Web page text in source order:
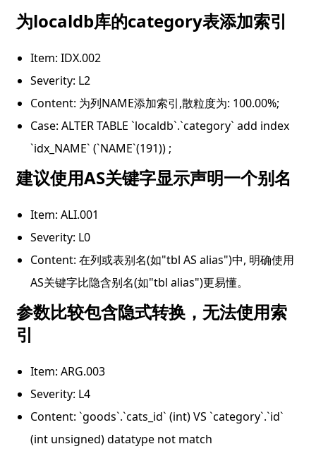
为localdb库的category表添加索引
Item: IDX.002
Severity: L2
Content: 为列NAME添加索引,散粒度为: 100.00%;
Case: ALTER TABLE `localdb`.`category` add index
`idx_NAME` (`NAME`(191)) ;
建议使用AS关键字显示声明一个别名
Item: ALI.001
Severity: L0
Content: 在列或表别名(如"tbl AS alias")中, 明确使用
AS关键字比隐含别名(如"tbl alias")更易懂。
参数比较包含隐式转换，无法使用索
引
Item: ARG.003
Severity: L4
Content: `goods`.`cats_id` (int) VS `category`.`id`
(int unsigned) datatype not match